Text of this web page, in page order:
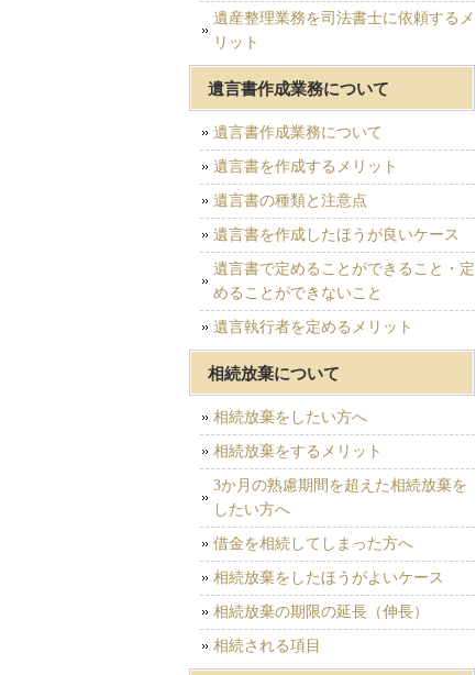
遺産整理業務を司法書士に依頼するメ
リット
遺言書作成業務について
遺言書作成業務について
遺言書を作成するメリット
遺言書の種類と注意点
遺言書を作成したほうが良いケース
遺言書で定めることができること・定
めることができないこと
遺言執行者を定めるメリット
相続放棄について
相続放棄をしたい方へ
相続放棄をするメリット
3か月の熟慮期間を超えた相続放棄を
したい方へ
借金を相続してしまった方へ
相続放棄をしたほうがよいケース
相続放棄の期限の延長（伸長）
相続される項目